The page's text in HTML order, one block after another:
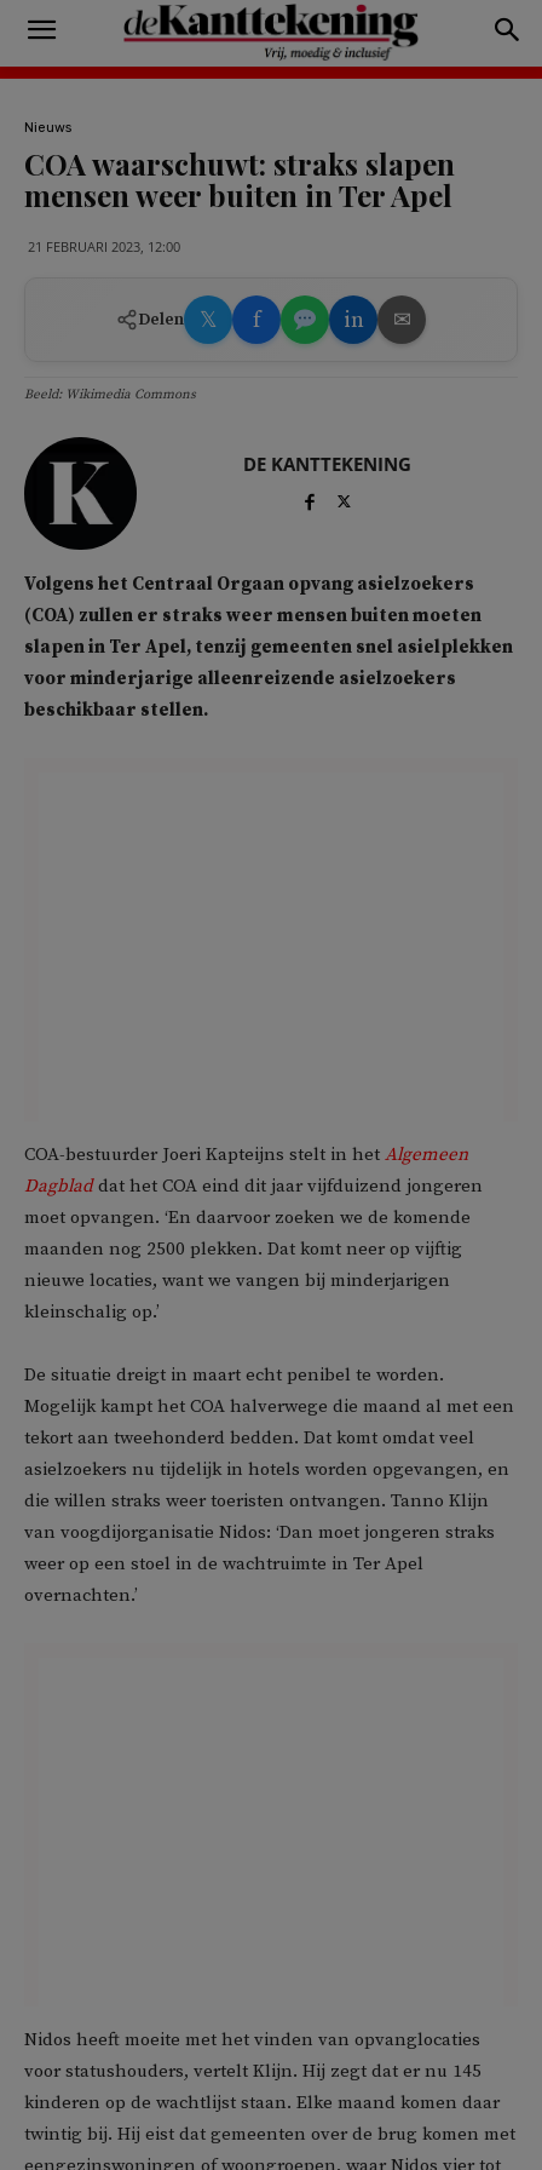
Nieuws
COA waarschuwt: straks slapen
mensen weer buiten in Ter Apel
21 FEBRUARI 2023, 12:00
Delen 𝕏 f in ✉
Beeld: Wikimedia Commons
DE KANTTEKENING
Volgens het Centraal Orgaan opvang asielzoekers
(COA) zullen er straks weer mensen buiten moeten
slapen in Ter Apel, tenzij gemeenten snel asielplekken
voor minderjarige alleenreizende asielzoekers
beschikbaar stellen.
COA-bestuurder Joeri Kapteijns stelt in het Algemeen
Dagbladdat het COA eind dit jaar vijfduizend jongeren
moet opvangen. ‘En daarvoor zoeken we de komende
maanden nog 2500 plekken. Dat komt neer op vijftig
nieuwe locaties, want we vangen bij minderjarigen
kleinschalig op.’
De situatie dreigt in maart echt penibel te worden.
Mogelijk kampt het COA halverwege die maand al met een
tekort aan tweehonderd bedden. Dat komt omdat veel
asielzoekers nu tijdelijk in hotels worden opgevangen, en
die willen straks weer toeristen ontvangen. Tanno Klijn
van voogdijorganisatie Nidos: ‘Dan moet jongeren straks
weer op een stoel in de wachtruimte in Ter Apel
overnachten.’
Nidos heeft moeite met het vinden van opvanglocaties
voor statushouders, vertelt Klijn. Hij zegt dat er nu 145
kinderen op de wachtlijst staan. Elke maand komen daar
twintig bij. Hij eist dat gemeenten over de brug komen met